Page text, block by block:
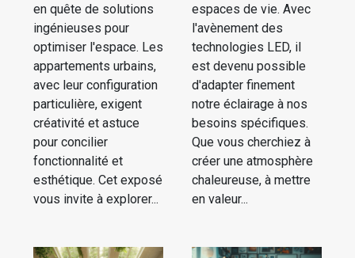
en quête de solutions
ingénieuses pour
optimiser l'espace. Les
appartements urbains,
avec leur configuration
particulière, exigent
créativité et astuce
pour concilier
fonctionnalité et
esthétique. Cet exposé
vous invite à explorer...
espaces de vie. Avec
l'avènement des
technologies LED, il
est devenu possible
d'adapter finement
notre éclairage à nos
besoins spécifiques.
Que vous cherchiez à
créer une atmosphère
chaleureuse, à mettre
en valeur...